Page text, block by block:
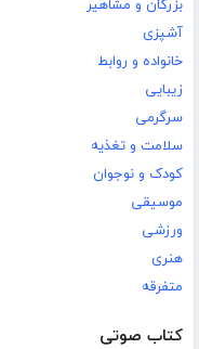
بزرگان و مشاهیر
آشپزی
خانواده و روابط
زیبایی
سرگرمی
سلامت و تغذیه
کودک و نوجوان
موسیقی
ورزشی
هنری
متفرقه
کتاب صوتی